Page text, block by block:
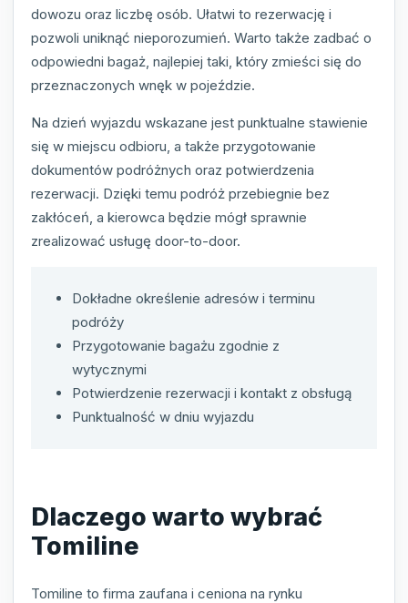
dowozu oraz liczbę osób. Ułatwi to rezerwację i
pozwoli uniknąć nieporozumień. Warto także zadbać o
odpowiedni bagaż, najlepiej taki, który zmieści się do
przeznaczonych wnęk w pojeździe.
Na dzień wyjazdu wskazane jest punktualne stawienie
się w miejscu odbioru, a także przygotowanie
dokumentów podróżnych oraz potwierdzenia
rezerwacji. Dzięki temu podróż przebiegnie bez
zakłóceń, a kierowca będzie mógł sprawnie
zrealizować usługę door-to-door.
Dokładne określenie adresów i terminu
podróży
Przygotowanie bagażu zgodnie z
wytycznymi
Potwierdzenie rezerwacji i kontakt z obsługą
Punktualność w dniu wyjazdu
Dlaczego warto wybrać
Tomiline
Tomiline to firma zaufana i ceniona na rynku